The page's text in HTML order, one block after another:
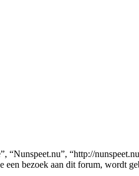
“Nunspeet.nu”, “http://
bezoek aan dit forum, wordt